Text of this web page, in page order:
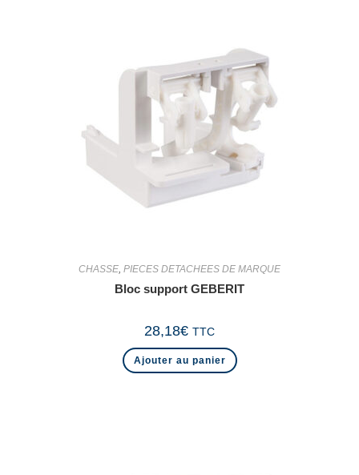
CHASSE, PIECES DETACHEES DE MARQUE
Bloc support GEBERIT
28,18€ TTC
Ajouter au panier